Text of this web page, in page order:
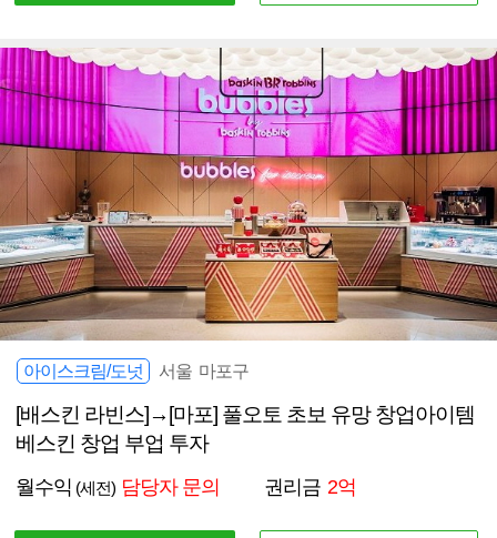
아이스크림/도넛 서울 마포구
[배스킨 라빈스]→[마포] 풀오토 초보 유망 창업아이템
베스킨 창업 부업 투자
월수익 (세전) 담당자 문의 권리금 2억